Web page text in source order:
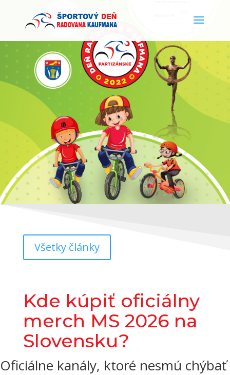
Všetky články
Kde kúpiť oficiálny
merch MS 2026 na
Slovensku?
Oficiálne kanály, ktoré nesmú chýbať